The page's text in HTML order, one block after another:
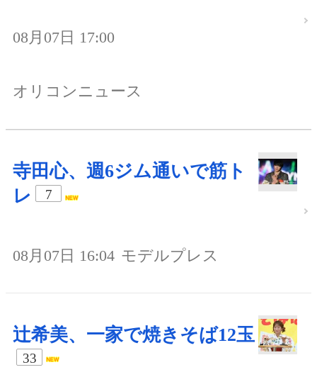
08月07日 17:00
オリコンニュース
寺田心、週6ジム通いで筋ト
レ
7
08月07日 16:04 モデルプレス
辻希美、一家で焼きそば12玉
33